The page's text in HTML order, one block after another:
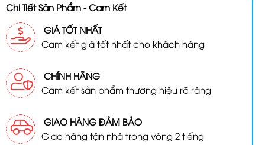
Chi Tiết Sản Phẩm - Cam Kết
GIÁ TỐT NHẤT
Cam kết giá tốt nhất cho khách hàng
CHÍNH HÃNG
Cam kết sản phẩm thương hiệu rõ ràng
GIAO HÀNG ĐẢM BẢO
Giao hàng tận nhà trong vòng 2 tiếng